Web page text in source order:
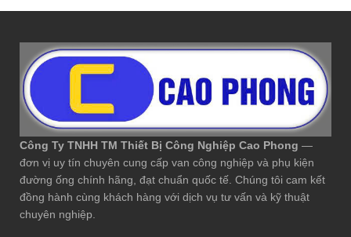
Công Ty TNHH TM Thiết Bị Công Nghiệp Cao Phong —
đơn vị uy tín chuyên cung cấp van công nghiệp và phụ kiện
đường ống chính hãng, đạt chuẩn quốc tế. Chúng tôi cam kết
đồng hành cùng khách hàng với dịch vụ tư vấn và kỹ thuật
chuyên nghiệp.